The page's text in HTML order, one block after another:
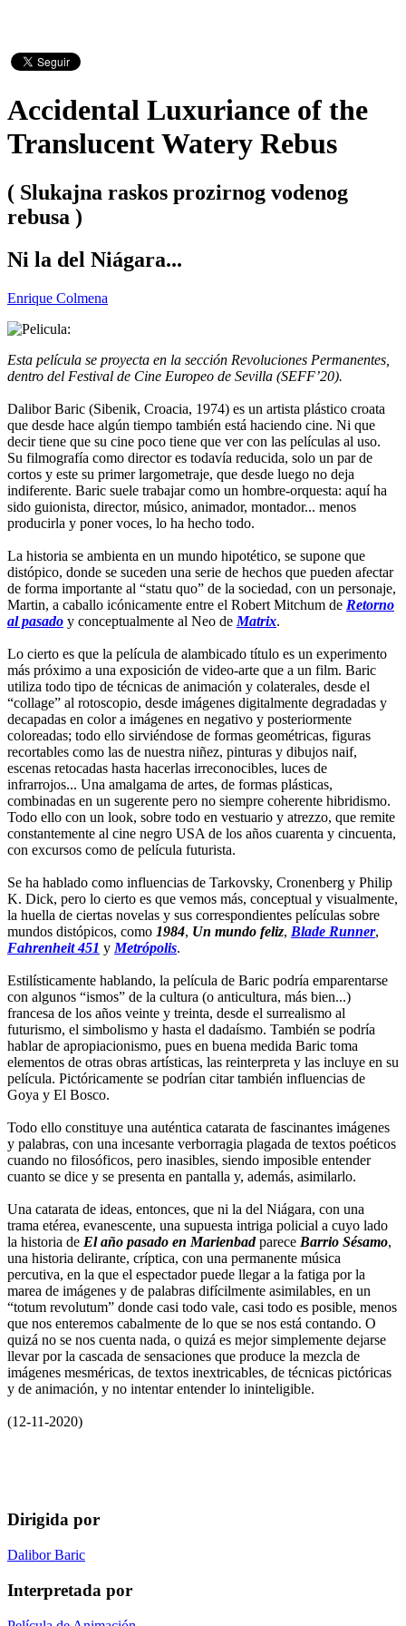
Accidental Luxuriance of the
Translucent Watery Rebus
( Slukajna raskos prozirnog vodenog
rebusa )
Ni la del Niágara...
Enrique Colmena
Esta película se proyecta en la sección Revoluciones Permanentes,
dentro del Festival de Cine Europeo de Sevilla (SEFF’20).
Dalibor Baric (Sibenik, Croacia, 1974) es un artista plástico croata
que desde hace algún tiempo también está haciendo cine. Ni que
decir tiene que su cine poco tiene que ver con las películas al uso.
Su filmografía como director es todavía reducida, solo un par de
cortos y este su primer largometraje, que desde luego no deja
indiferente. Baric suele trabajar como un hombre-orquesta: aquí ha
sido guionista, director, músico, animador, montador... menos
producirla y poner voces, lo ha hecho todo.
La historia se ambienta en un mundo hipotético, se supone que
distópico, donde se suceden una serie de hechos que pueden afectar
de forma importante al “statu quo” de la sociedad, con un personaje,
Martin, a caballo icónicamente entre el Robert Mitchum de Retorno
al pasado y conceptualmente al Neo de Matrix.
Lo cierto es que la película de alambicado título es un experimento
más próximo a una exposición de video-arte que a un film. Baric
utiliza todo tipo de técnicas de animación y colaterales, desde el
“collage” al rotoscopio, desde imágenes digitalmente degradadas y
decapadas en color a imágenes en negativo y posteriormente
coloreadas; todo ello sirviéndose de formas geométricas, figuras
recortables como las de nuestra niñez, pinturas y dibujos naif,
escenas retocadas hasta hacerlas irreconocibles, luces de
infrarrojos... Una amalgama de artes, de formas plásticas,
combinadas en un sugerente pero no siempre coherente hibridismo.
Todo ello con un look, sobre todo en vestuario y atrezzo, que remite
constantemente al cine negro USA de los años cuarenta y cincuenta,
con excursos como de película futurista.
Se ha hablado como influencias de Tarkovsky, Cronenberg y Philip
K. Dick, pero lo cierto es que vemos más, conceptual y visualmente,
la huella de ciertas novelas y sus correspondientes películas sobre
mundos distópicos, como 1984, Un mundo feliz, Blade Runner,
Fahrenheit 451 y Metrópolis.
Estilísticamente hablando, la película de Baric podría emparentarse
con algunos “ismos” de la cultura (o anticultura, más bien...)
francesa de los años veinte y treinta, desde el surrealismo al
futurismo, el simbolismo y hasta el dadaísmo. También se podría
hablar de apropiacionismo, pues en buena medida Baric toma
elementos de otras obras artísticas, las reinterpreta y las incluye en su
película. Pictóricamente se podrían citar también influencias de
Goya y El Bosco.
Todo ello constituye una auténtica catarata de fascinantes imágenes
y palabras, con una incesante verborragia plagada de textos poéticos
cuando no filosóficos, pero inasibles, siendo imposible entender
cuanto se dice y se presenta en pantalla y, además, asimilarlo.
Una catarata de ideas, entonces, que ni la del Niágara, con una
trama etérea, evanescente, una supuesta intriga policial a cuyo lado
la historia de El año pasado en Marienbadparece Barrio Sésamo,
una historia delirante, críptica, con una permanente música
percutiva, en la que el espectador puede llegar a la fatiga por la
marea de imágenes y de palabras difícilmente asimilables, en un
“totum revolutum” donde casi todo vale, casi todo es posible, menos
que nos enteremos cabalmente de lo que se nos está contando. O
quizá no se nos cuenta nada, o quizá es mejor simplemente dejarse
llevar por la cascada de sensaciones que produce la mezcla de
imágenes mesméricas, de textos inextricables, de técnicas pictóricas
y de animación, y no intentar entender lo ininteligible.
(12-11-2020)
Dirigida por
Dalibor Baric
Interpretada por